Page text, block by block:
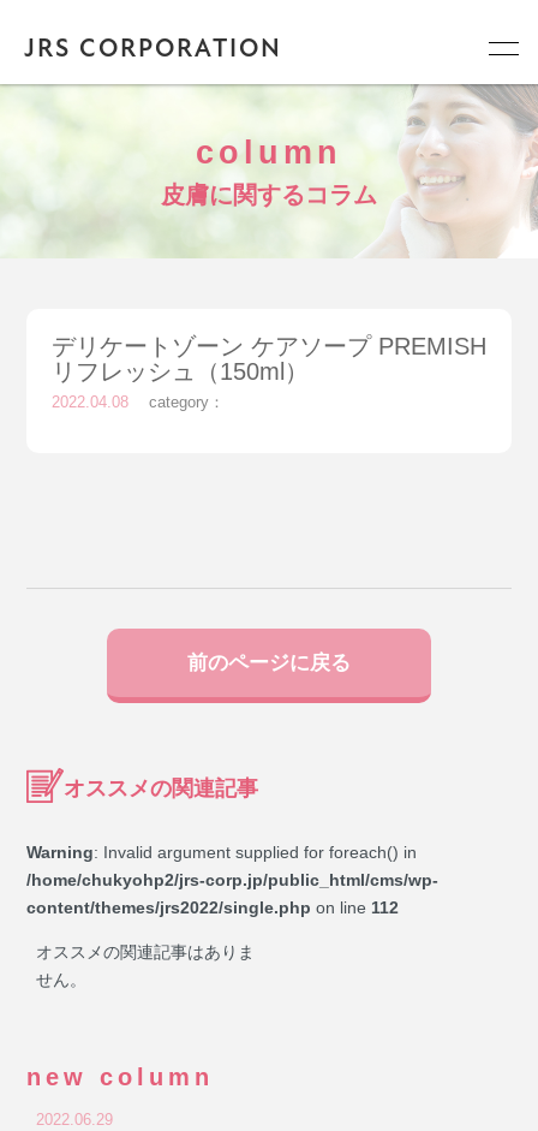
JRS CORPORATION
column
皮膚に関するコラム
デリケートゾーン ケアソープ PREMISH
リフレッシュ（150ml）
2022.04.08 category：
前のページに戻る
オススメの関連記事
Warning: Invalid argument supplied for foreach() in
/home/chukyohp2/jrs-corp.jp/public_html/cms/wp-
content/themes/jrs2022/single.php on line 112
オススメの関連記事はありま
せん。
new column
2022.06.29